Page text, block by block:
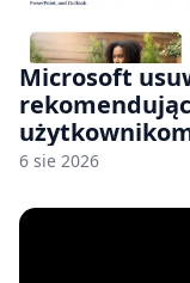
Microsoft
nam przy tym
6 sie 2026